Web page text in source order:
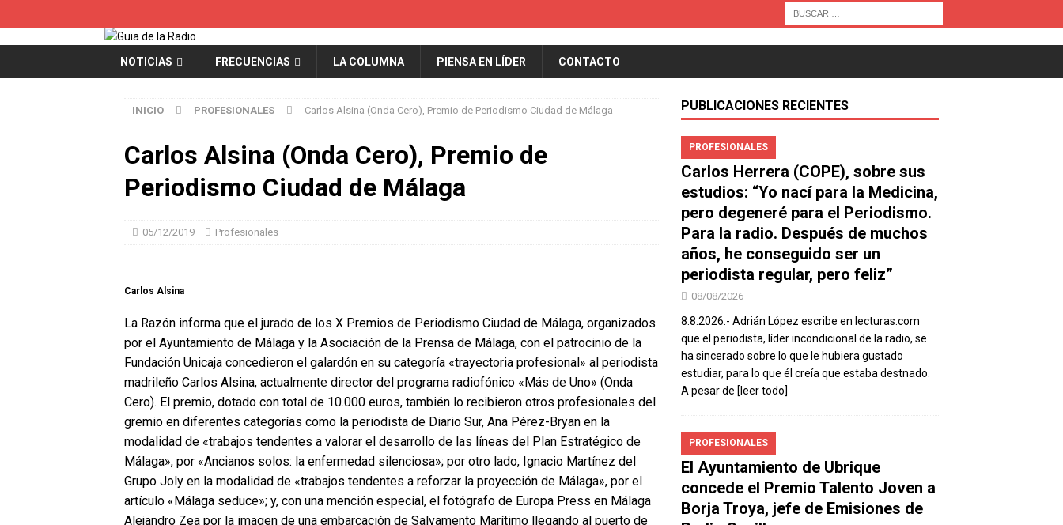
NOTICIAS FRECUENCIAS LA COLUMNA PIENSA EN LÍDER CONTACTO
INICIO PROFESIONALES Carlos Alsina (Onda Cero), Premio de Periodismo Ciudad de Málaga
Carlos Alsina (Onda Cero), Premio de
Periodismo Ciudad de Málaga
05/12/2019 Profesionales
Carlos Alsina
La Razón informa que el jurado de los X Premios de Periodismo Ciudad de Málaga, organizados
por el Ayuntamiento de Málaga y la Asociación de la Prensa de Málaga, con el patrocinio de la
Fundación Unicaja concedieron el galardón en su categoría «trayectoria profesional» al periodista
madrileño Carlos Alsina, actualmente director del programa radiofónico «Más de Uno» (Onda
Cero). El premio, dotado con total de 10.000 euros, también lo recibieron otros profesionales del
gremio en diferentes categorías como la periodista de Diario Sur, Ana Pérez-Bryan en la
modalidad de «trabajos tendentes a valorar el desarrollo de las líneas del Plan Estratégico de
Málaga», por «Ancianos solos: la enfermedad silenciosa»; por otro lado, Ignacio Martínez del
Grupo Joly en la modalidad de «trabajos tendentes a reforzar la proyección de Málaga», por el
artículo «Málaga seduce»; y, con una mención especial, el fotógrafo de Europa Press en Málaga
Alejandro Zea por la imagen de una embarcación de Salvamento Marítimo llegando al puerto de
PUBLICACIONES RECIENTES
PROFESIONALES
Carlos Herrera (COPE), sobre sus
estudios: “Yo nací para la Medicina,
pero degeneré para el Periodismo.
Para la radio. Después de muchos
años, he conseguido ser un
periodista regular, pero feliz”
08/08/2026
8.8.2026.- Adrián López escribe en lecturas.com
que el periodista, líder incondicional de la radio, se
ha sincerado sobre lo que le hubiera gustado
estudiar, para lo que él creía que estaba destnado.
A pesar de [leer todo]
PROFESIONALES
El Ayuntamiento de Ubrique
concede el Premio Talento Joven a
Borja Troya, jefe de Emisiones de